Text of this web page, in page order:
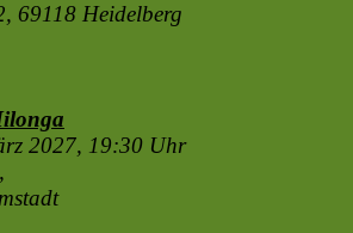
69118 Heidelberg
2027, 19:30 Uhr